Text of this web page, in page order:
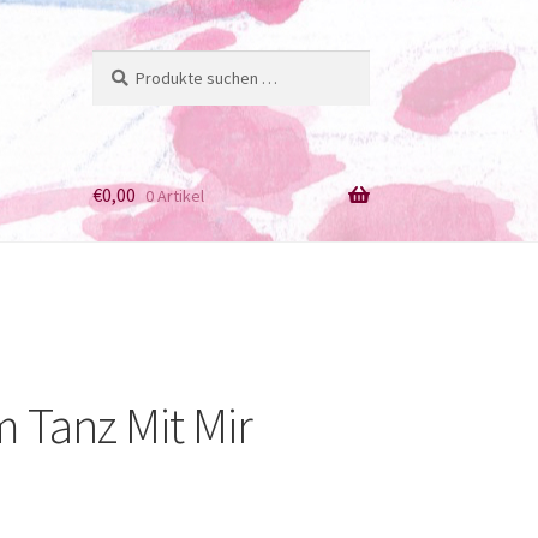
Suchen
nach:
Suchen
€0,00 0 Artikel
Tanz Mit Mir